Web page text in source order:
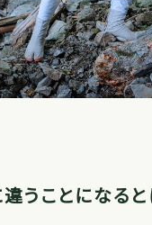
違うことになる